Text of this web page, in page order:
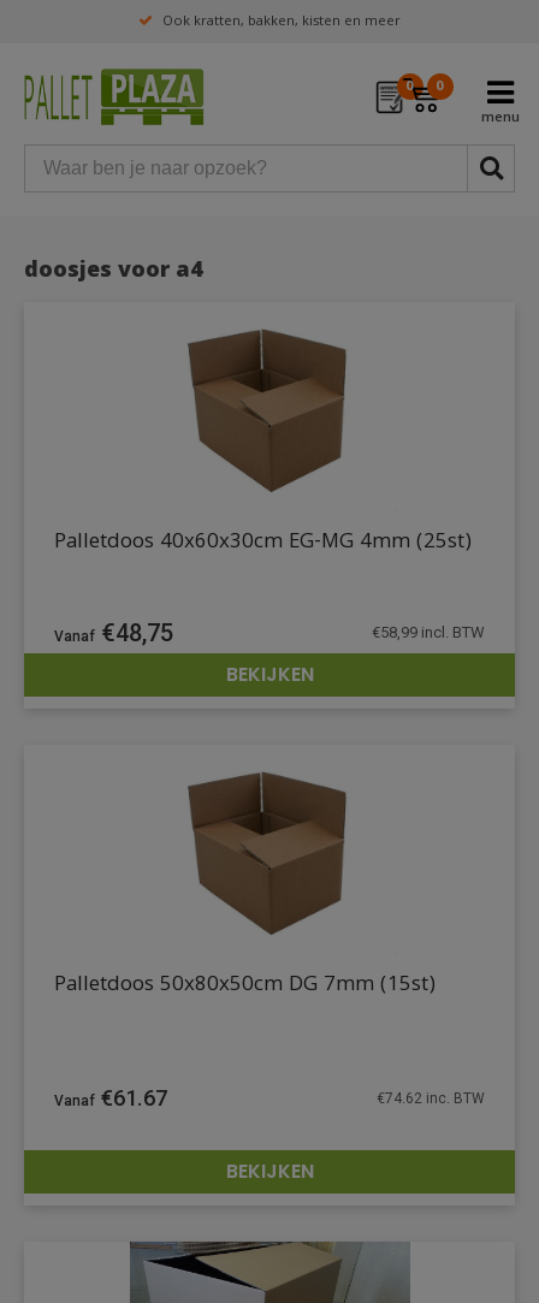
Ook kratten, bakken, kisten en meer
0 0
doosjes voor a4
DETAILS
Palletdoos 40x60x30cm EG-MG 4mm (25st)
€48,75 €58,99 incl. BTW
BEKIJKEN
DETAILS
Palletdoos 50x80x50cm DG 7mm (15st)
€61.67 €74.62 inc. BTW
BEKIJKEN